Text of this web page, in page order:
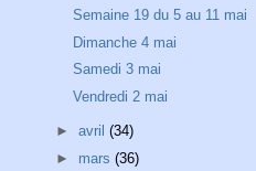
Semaine 19 du 5 au 11 mai
Dimanche 4 mai
Samedi 3 mai
Vendredi 2 mai
► avril (34)
► mars (36)